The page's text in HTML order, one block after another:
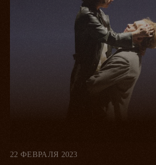
22 ФЕВРАЛЯ 2023